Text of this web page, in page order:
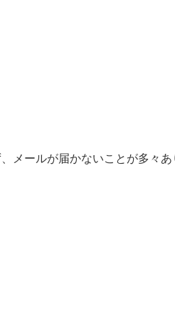
メールが届かないことが多々あ